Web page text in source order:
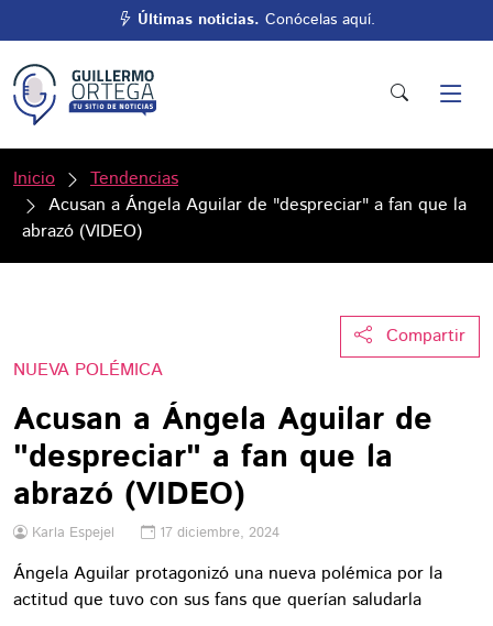
Últimas noticias. Conócelas aquí.
Inicio
Tendencias
Acusan a Ángela Aguilar de "despreciar" a fan que la
abrazó (VIDEO)
Compartir
NUEVA POLÉMICA
Acusan a Ángela Aguilar de
"despreciar" a fan que la
abrazó (VIDEO)
Karla Espejel 17 diciembre, 2024
Ángela Aguilar protagonizó una nueva polémica por la
actitud que tuvo con sus fans que querían saludarla